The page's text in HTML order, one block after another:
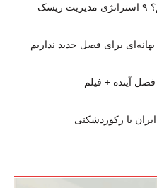
برای فصل جدید نداریم
آینده + فیلم
با رکوردشکنی